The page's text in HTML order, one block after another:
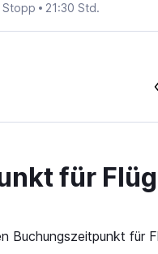
Stopp
21:30 Std.
für
Buchungszeitpunkt für